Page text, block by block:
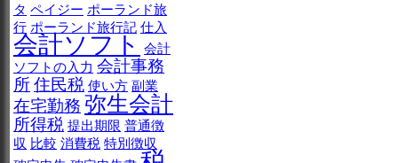
タ ペイジー ポーランド旅
行 ポーランド旅行記 仕入
会計ソフト
会計
ソフトの入力 会計事務
所住民税 使い方 副業
在宅勤務 弥生会計
所得税 提出期限 普通徴
収 比較 消費税 特別徴収